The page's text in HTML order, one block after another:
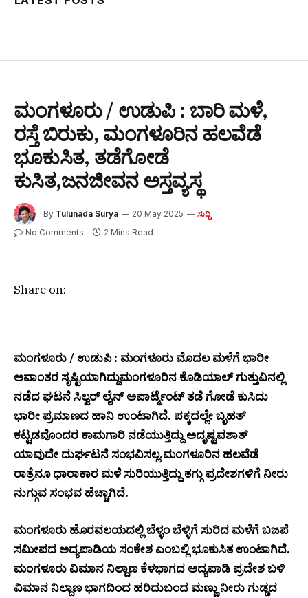
ಮಂಗಳೂರು / ಉಡುಪಿ : ಬಾರಿ ಮಳೆ,
ರಸ್ತೆ ಬಿರುಕು, ಮಂಗಳೂರಿನ ಹಲವೆಡೆ
ಭೂಕುಸಿತ, ತಡೆಗೋಡೆ
ಕುಸಿತ,ಜನಜೀವನ ಅಸ್ತವ್ಯಸ್ಥ
By Tulunada Surya 20 May 2025 ಸುದ್ದಿ
No Comments 2 Mins Read
Share on:
ಮಂಗಳೂರು / ಉಡುಪಿ : ಮಂಗಳೂರು ಮೊದಲ ಮಳೆಗೆ ಭಾರೀ
ಅವಾಂತರ ಸೃಷ್ಟಿಯಾಗಿದ್ದುಮಂಗಳೂರಿನ ಕೊಡಿಯಾಲ್ ಗುತ್ತುವಿನಲ್ಲಿ
ನಡೆದ ಘಟನೆ ಸಿಲ್ವರ್ ಲೈನ್ ಅಪಾರ್ಟ್ಮೆಂಟ್ ತಡೆ ಗೋಡೆ ಕುಸಿದು
ಭಾರೀ ಪ್ರಮಾಣದ ಹಾನಿ ಉಂಟಾಗಿದೆ. ಪಕ್ಕದಲ್ಲೇ ಬೃಹತ್
ಕಟ್ಟಡವೊಂದರ ಕಾಮಗಾರಿ ನಡೆಯುತ್ತಿದ್ದು ಅದೃಷ್ಟವಶಾತ್
ಯಾವುದೇ ದುರ್ಘಟನೆ ಸಂಭವಿಸಲ್ಲ.ಮಂಗಳೂರಿನ ಹಲವೆಡೆ
ರಾತ್ರೆನೂ ಧಾರಾಕಾರ ಮಳೆ ಸುರಿಯುತ್ತಿದ್ದು ತಗ್ಗು ಪ್ರದೇಶಗಳಿಗೆ ನೀರು
ನುಗ್ಗುವ ಸಂಭವ ಹೆಚ್ಚಾಗಿದೆ.
ಮಂಗಳೂರು ಹೊರವಲಯದಲ್ಲಿ ಬೆಳ್ಳಂ ಬೆಳ್ಳಿಗೆ ಸುರಿದ ಮಳೆಗೆ ಬಜಪೆ
ಸಮೀಪದ ಅದ್ಯಪಾಡಿಯ ಸಂಕೇಶ ಎಂಬಲ್ಲಿ ಭೂಕುಸಿತ ಉಂಟಾಗಿದೆ.
ಮಂಗಳೂರು ವಿಮಾನ ನಿಲ್ದಾಣ ಕೆಳಭಾಗದ ಅದ್ಯಪಾಡಿ ಪ್ರದೇಶ ಬಳಿ
ವಿಮಾನ ನಿಲ್ದಾಣ ಭಾಗದಿಂದ ಹರಿದುಬಂದ ಮಣ್ಣು ನೀರು ಗುಡ್ಡದ